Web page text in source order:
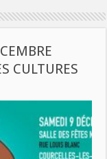
CULTURES